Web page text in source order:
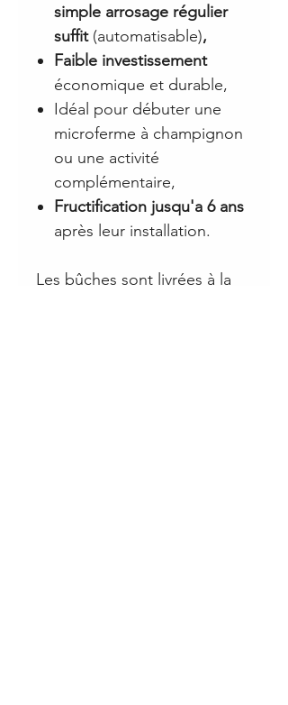
simple arrosage régulier
suffit(automatisable),
Faible investissement
économique et durable,
Idéal pour débuter une
microferme à champignon
ou une activité
complémentaire,
Fructification jusqu'a 6 ans
après leur installation.
Les bûches sont livrées à la